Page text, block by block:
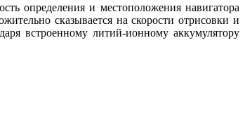
определения и местоположения навигатора
сказывается на скорости отрисовки и
встроенному литий-ионному аккумулятору